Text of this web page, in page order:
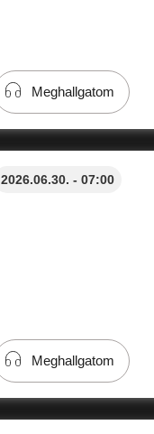
Meghallgatom
2026.06.30. - 07:00
Meghallgatom